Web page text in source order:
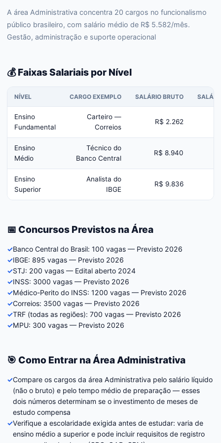
A área Administrativa concentra 20 cargos no funcionalismo
público brasileiro, com salário médio de R$ 5.582/mês.
Gestão, administração e suporte operacional
💰 Faixas Salariais por Nível
NÍVEL CARGO EXEMPLO SALÁRIO BRUTO
Ensino
Fundamental
Carteiro —
Correios
R$ 2.262
Ensino
Médio
Técnico do
Banco Central
R$ 8.940
Ensino
Superior
Analista do
IBGE
R$ 9.836
📅 Concursos Previstos na Área
✓Banco Central do Brasil: 100 vagas — Previsto 2026
✓IBGE: 895 vagas — Previsto 2026
✓STJ: 200 vagas — Edital aberto 2024
✓INSS: 3000 vagas — Previsto 2026
✓Médico-Perito do INSS: 1200 vagas — Previsto 2026
✓Correios: 3500 vagas — Previsto 2026
✓TRF (todas as regiões): 700 vagas — Previsto 2026
✓MPU: 300 vagas — Previsto 2026
🎯 Como Entrar na Área Administrativa
✓Compare os cargos da área Administrativa pelo salário líquido
(não o bruto) e pelo tempo médio de preparação — esses
dois números determinam se o investimento de meses de
estudo compensa
✓Verifique a escolaridade exigida antes de estudar: varia de
ensino médio a superior e pode incluir requisitos de registro